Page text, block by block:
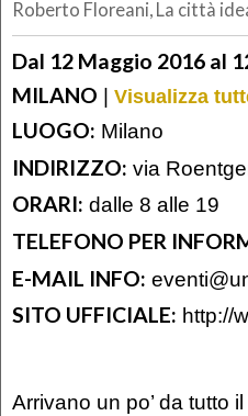
Roberto Floreani, La città
Dal 12 Maggio 2016 al
MILANO | Visualizza
LUOGO: Milano
INDIRIZZO: via
ORARI: dalle 8 alle 19
TELEFONO PER
E-MAIL INFO:
SITO UFFICIALE: http://
Arrivano un po’ da tutto